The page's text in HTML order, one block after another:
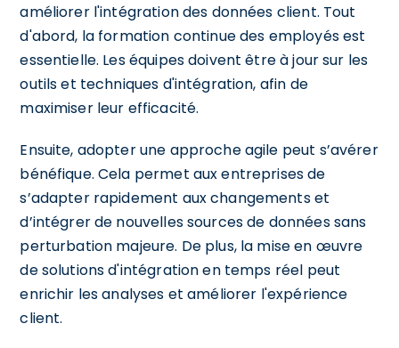
améliorer l'intégration des données client. Tout
d'abord, la formation continue des employés est
essentielle. Les équipes doivent être à jour sur les
outils et techniques d'intégration, afin de
maximiser leur efficacité.
Ensuite, adopter une approche agile peut s’avérer
bénéfique. Cela permet aux entreprises de
s’adapter rapidement aux changements et
d’intégrer de nouvelles sources de données sans
perturbation majeure. De plus, la mise en œuvre
de solutions d'intégration en temps réel peut
enrichir les analyses et améliorer l'expérience
client.